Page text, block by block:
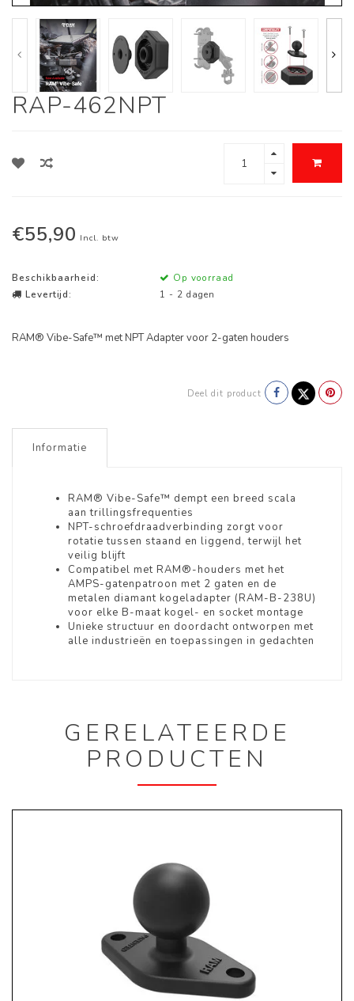
RAP-462NPT
€55,90 Incl. btw
Beschikbaarheid:
Op voorraad
Levertijd:
1 - 2 dagen
RAM® Vibe-Safe™ met NPT Adapter voor 2-gaten houders
Deel dit product
Informatie
RAM® Vibe-Safe™ dempt een breed scala
aan trillingsfrequenties
NPT-schroefdraadverbinding zorgt voor
rotatie tussen staand en liggend, terwijl het
veilig blijft
Compatibel met RAM®-houders met het
AMPS-gatenpatroon met 2 gaten en de
metalen diamant kogeladapter (RAM-B-238U)
voor elke B-maat kogel- en socket montage
Unieke structuur en doordacht ontworpen met
alle industrieën en toepassingen in gedachten
GERELATEERDE
PRODUCTEN